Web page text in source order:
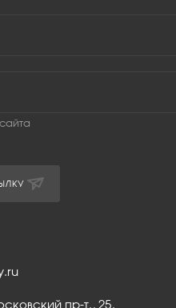
пр-т., 25,